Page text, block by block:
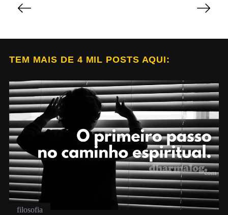
s
a
g
i
n
a
t
i
o
n
TEM MAIS DE 4 MIL POSTS AQUI:
filosofia